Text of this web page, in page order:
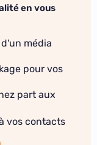
en vous
média
pour vos
part aux
vos contacts